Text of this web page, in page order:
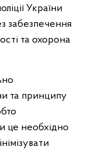
України
забезпечення
та охорона
та принципу
це необхідно